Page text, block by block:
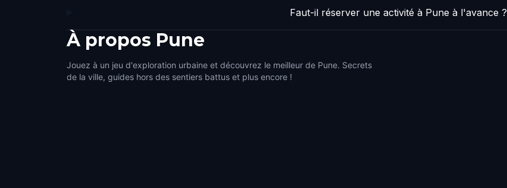
Faut-il réserver une activité à Pune à l'avance ?
À propos Pune
Jouez à un jeu d'exploration urbaine et découvrez le meilleur de Pune. Secrets
de la ville, guides hors des sentiers battus et plus encore !